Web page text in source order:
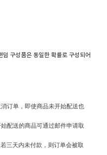
구성품은 동일한 확률로 구성되어
订单，即使商品未开始配送也
配送的商品可通过邮件申请取
三天内未付款，则订单会被取